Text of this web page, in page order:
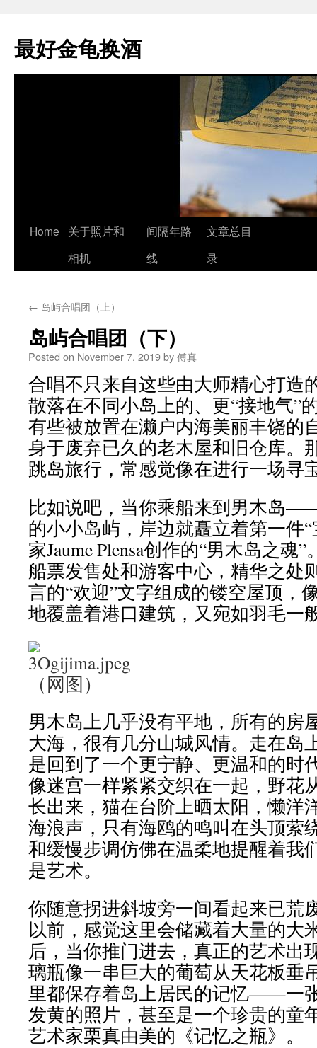
最好金龟换酒
Skip
Home
关于照片和
相机
间隔年路
线
文章总目
录
← 岛屿合唱团（上）
岛屿合唱团（下）
Posted on November 7, 2019by傅真
合唱不只来自这些由大师精心打造
散落在不同小岛上的、更“接地气
有些被放置在濑户内海美丽丰饶的
身于废弃已久的老木屋和旧仓库。
跳岛旅行，常感觉像在进行一场寻
比如说吧，当你乘船来到男木岛
的小小岛屿，岸边就矗立着第一件
家Jaume Plensa创作的“男木岛之魂
船票发售处和游客中心，精华之处
言的“欢迎”文字组成的镂空屋顶，
地覆盖着港口建筑，又宛如羽毛一
（网图）
男木岛上几乎没有平地，所有的房
大海，很有几分山城风情。走在岛
是回到了一个更宁静、更温和的时
像迷宫一样紧紧交织在一起，野花
长出来，猫在台阶上晒太阳，懒洋
海浪声，只有海鸥的鸣叫在头顶萦
和缓慢步调仿佛在温柔地提醒着我
是艺术。
你随意拐进斜坡旁一间看起来已
以前，感觉这里会储藏着大量的
后，当你推门进去，真正的艺术出
璃瓶像一串巨大的葡萄从天花板垂
里都保存着岛上居民的记忆——一
发黄的照片，甚至是一个珍贵的
艺术家栗真由美的《记忆之瓶》。